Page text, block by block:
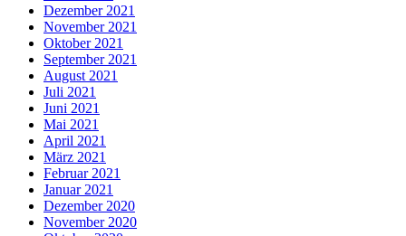
Dezember 2021
November 2021
Oktober 2021
September 2021
August 2021
Juli 2021
Juni 2021
Mai 2021
April 2021
März 2021
Februar 2021
Januar 2021
Dezember 2020
November 2020